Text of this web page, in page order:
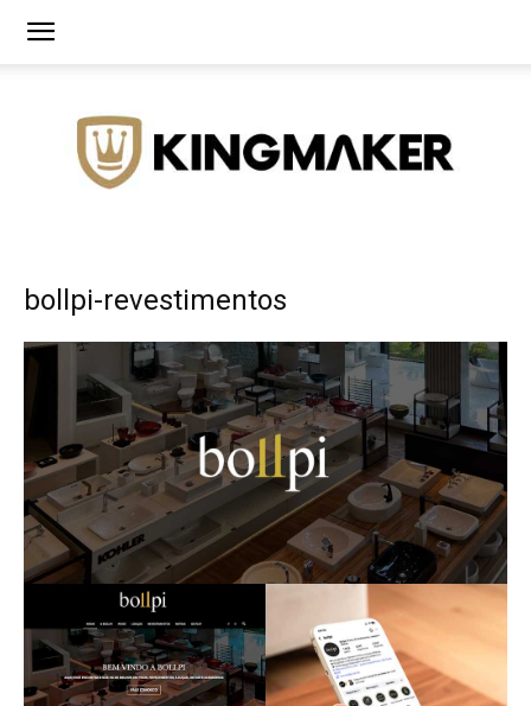
Agência
de
Branding
bollpi-revestimentos